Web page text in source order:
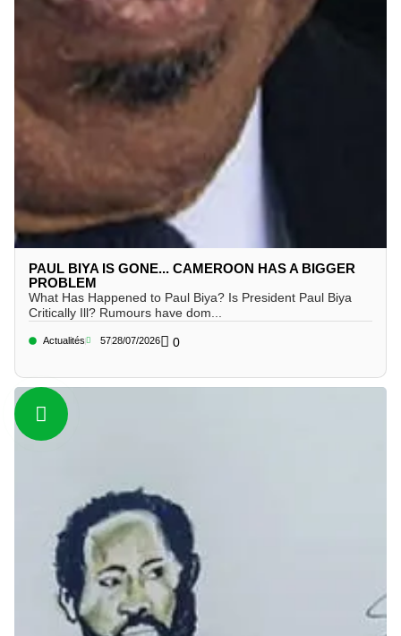
PAUL BIYA IS GONE... CAMEROON HAS A BIGGER
PROBLEM
What Has Happened to Paul Biya? Is President Paul Biya
Critically Ill? Rumours have dom...
Actualités 5728/07/2026 0